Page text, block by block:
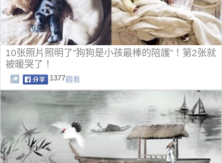
10张照片照明了“狗狗是小孩最棒的陪護”！第2张就
被暖哭了！
1377觀看